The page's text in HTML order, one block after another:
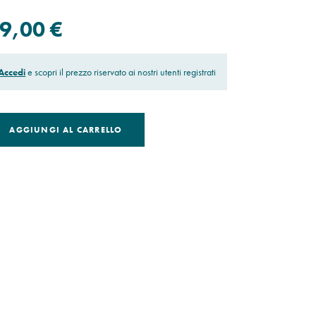
€
e scopri il prezzo riservato ai nostri utenti registrati
AGGIUNGI AL CARRELLO